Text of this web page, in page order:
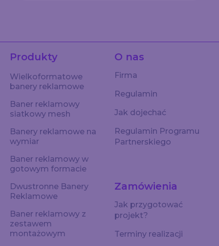
Produkty
Wielkoformatowe
banery reklamowe
Baner reklamowy
siatkowy mesh
Banery reklamowe na
wymiar
Baner reklamowy w
gotowym formacie
Dwustronne Banery
Reklamowe
Baner reklamowy z
zestawem
montażowym
O nas
Firma
Regulamin
Jak dojechać
Regulamin Programu
Partnerskiego
Zamówienia
Jak przygotować
projekt?
Terminy realizacji